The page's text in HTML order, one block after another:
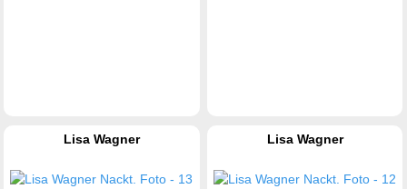
Lisa Wagner Lisa Wagner